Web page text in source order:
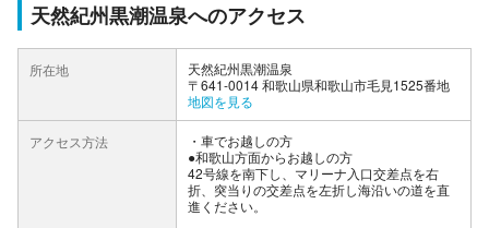
天然紀州黒潮温泉へのアクセス
所在地
天然紀州黒潮温泉
〒641-0014 和歌山県和歌山市毛見1525番地
地図を見る
アクセス方法
車でお越しの方
●和歌山方面からお越しの方
42号線を南下し、マリーナ入口交差点を右
折、突当りの交差点を左折し海沿いの道を直
進ください。